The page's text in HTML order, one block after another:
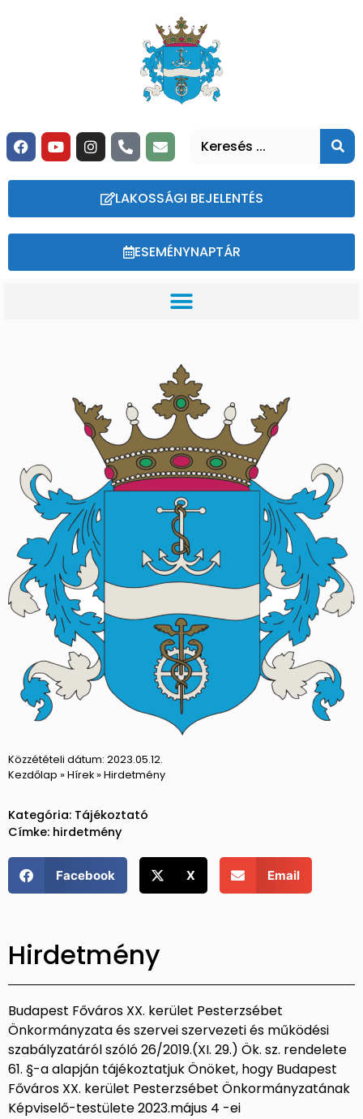
LAKOSSÁGI BEJELENTÉS
ESEMÉNYNAPTÁR
Közzétételi dátum: 2023.05.12.
Kezdőlap » Hírek» Hirdetmény
Kategória: Tájékoztató
Címke: hirdetmény
Facebook X Email
Hirdetmény
Budapest Főváros XX. kerület Pesterzsébet
Önkormányzata és szervei szervezeti és működési
szabályzatáról szóló 26/2019.(XI. 29.) Ök. sz. rendelete
61. §-a alapján tájékoztatjuk Önöket, hogy Budapest
Főváros XX. kerület Pesterzsébet Önkormányzatának
Képviselő-testülete 2023.május 4 -ei